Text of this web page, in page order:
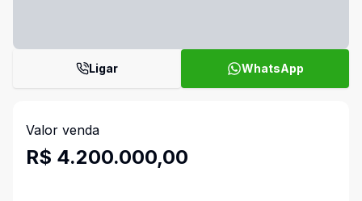
Ligar WhatsApp
Valor venda
R$ 4.200.000,00